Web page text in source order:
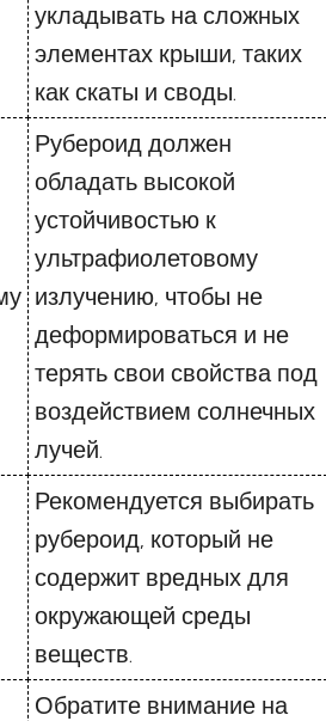
укладывать на сложных
элементах крыши, таких
как скаты и своды.
Рубероид должен
обладать высокой
устойчивостью к
ультрафиолетовому
излучению, чтобы не
деформироваться и не
терять свои свойства под
воздействием солнечных
лучей.
Рекомендуется выбирать
рубероид, который не
содержит вредных для
окружающей среды
веществ.
Обратите внимание на